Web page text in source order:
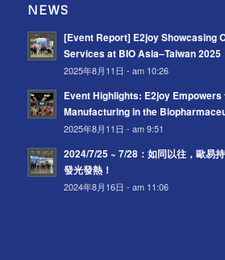
NEWS
[Event Report] E2joy Showcasing
Services at BIO Asia–Taiwan 2025
2025年8月11日 - am 10:26
Event Highlights: E2joy
Manufacturing in the
2025年8月11日 - am 9:51
2024/7/25 ~ 7/28：如同以往，歐易
發光發熱！
2024年8月16日 - am 11:06